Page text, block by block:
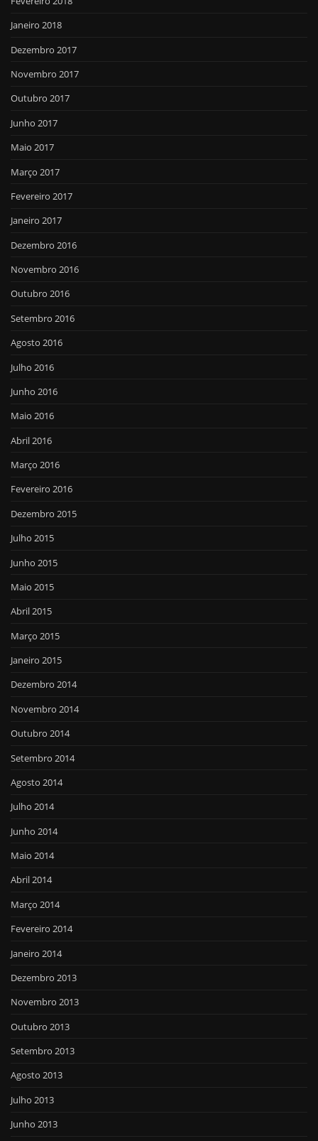
Janeiro 2018
Dezembro 2017
Novembro 2017
Outubro 2017
Junho 2017
Maio 2017
Março 2017
Fevereiro 2017
Janeiro 2017
Dezembro 2016
Novembro 2016
Outubro 2016
Setembro 2016
Agosto 2016
Julho 2016
Junho 2016
Maio 2016
Abril 2016
Março 2016
Fevereiro 2016
Dezembro 2015
Julho 2015
Junho 2015
Maio 2015
Abril 2015
Março 2015
Janeiro 2015
Dezembro 2014
Novembro 2014
Outubro 2014
Setembro 2014
Agosto 2014
Julho 2014
Junho 2014
Maio 2014
Abril 2014
Março 2014
Fevereiro 2014
Janeiro 2014
Dezembro 2013
Novembro 2013
Outubro 2013
Setembro 2013
Agosto 2013
Julho 2013
Junho 2013